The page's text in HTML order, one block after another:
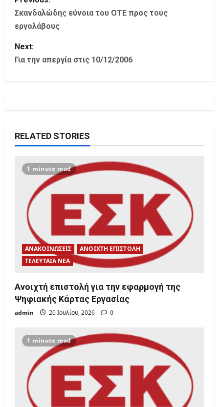
o
t
i
o
n
Σκανδαλώδης εύνοια του ΟΤΕ προς τους
εργολάβους
Next:
Για την απεργία στις 10/12/2006
RELATED STORIES
1 minute read
ΑΝΑΚΟΙΝΩΣΕΙΣ
ΑΝΟΙΧΤΗ ΕΠΙΣΤΟΛΗ
ΤΕΛΕΥΤΑΙΑ ΝΕΑ
Ανοιχτή επιστολή για την εφαρμογή της
Ψηφιακής Κάρτας Εργασίας
admin 20 Ιουλίου, 2026 0
1 minute read